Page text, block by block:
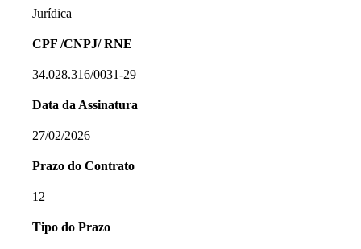
Jurídica
CPF /CNPJ/ RNE
34.028.316/0031-29
Data da Assinatura
27/02/2026
Prazo do Contrato
12
Tipo do Prazo